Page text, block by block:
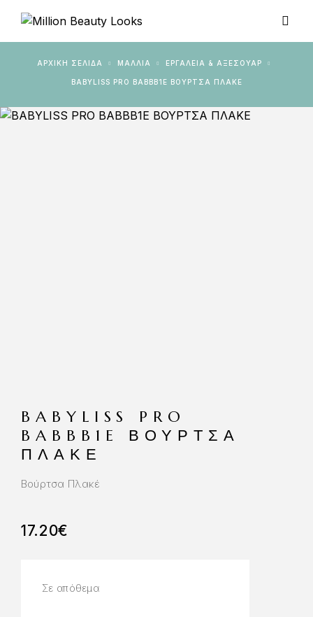
ΑΡΧΙΚΉ ΣΕΛΊΔΑ ΜΑΛΛΙΑ ΕΡΓΑΛΕΊΑ & AΞΕΣΟΥΆΡ
BABYLISS PRO BABBB1E ΒΟΥΡΤΣΑ ΠΛΑΚΕ
BABYLISS PRO
BABBB1E ΒΟΥΡΤΣΑ
ΠΛΑΚΕ
Βούρτσα Πλακέ
17.20€
Σε απόθεμα